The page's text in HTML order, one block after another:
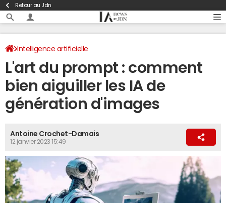
Retour au Jdn
Intelligence artificielle
L'art du prompt : comment
bien aiguiller les IA de
génération d'images
Antoine Crochet-Damais
12 janvier 2023 15:49